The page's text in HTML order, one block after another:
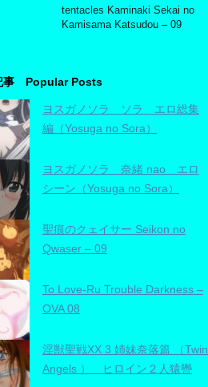
tentacles Kaminaki Sekai no
Kamisama Katsudou – 09
事 Popular Posts
ヨスガノソラ ソラ エロ総集
編（Yosuga no Sora）
ヨスガノソラ 奈緒 nao エロ
シーン（Yosuga no Sora）
聖痕のクェイサー Seikon no
Qwaser – 09
To Love-Ru Trouble Darkness –
OVA 08
淫獣聖戦XX 3 姉妹奈落篇 （Twin
Angels ） ヒロイン２人猿轡